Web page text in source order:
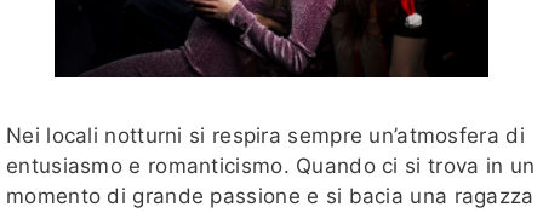
Nei locali notturni si respira sempre un’atmosfera di
entusiasmo e romanticismo. Quando ci si trova in un
momento di grande passione e si bacia una ragazza